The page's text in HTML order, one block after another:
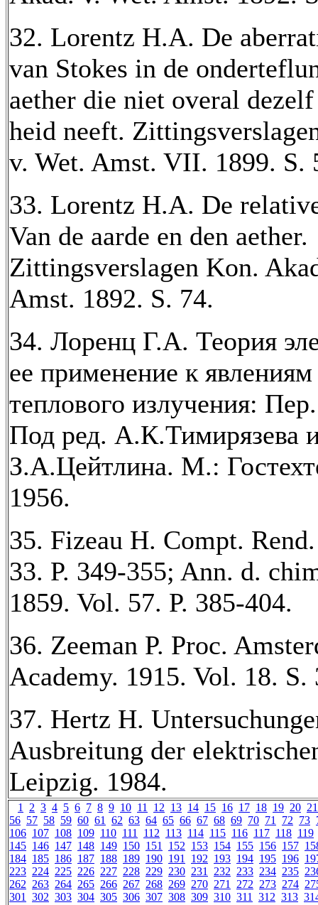
32. Lorentz H.A. De
van Stokes in de
aether die niet overal
heid neeft.
v. Wet. Amst. VII. 1899. S.
33. Lorentz H.A. De
Van de aarde en den aether.
Zittingsverslagen Kon.
Amst. 1892. S. 74.
34. Лоренц Г.А. Теория
ее применение к явлениям
теплового излучения:
Под ред. А.К.Тимирязева
З.А.Цейтлина. М.:
1956.
35. Fizeau H. Compt.
33. P. 349-355; Ann. d.
1859. Vol. 57. P. 385-404.
36. Zeeman P. Proc.
Academy. 1915. Vol. 18. S.
37. Hertz H.
Ausbreitung der
Leipzig. 1984.
1 2 3 4 5 6 7 8 9 10 11 12 13 14 15 16 17 18 19 20 21
56 57 58 59 60 61 62 63 64 65 66 67 68 69 70 71 72 73
106 107 108 109 110 111 112 113 114 115 116 117 118 119
145 146 147 148 149 150 151 152 153 154 155 156 157
184 185 186 187 188 189 190 191 192 193 194 195 196
223 224 225 226 227 228 229 230 231 232 233 234 235
262 263 264 265 266 267 268 269 270 271 272 273 274
301 302 303 304 305 306 307 308 309 310 311 312 313